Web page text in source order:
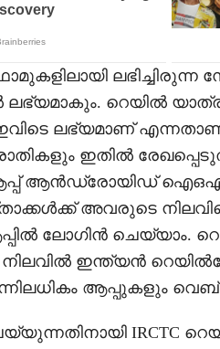
ലഭ്യമാകും. റെയിൽ
ലഭ്യമാണ്
ഇതിൽ
ആൻഡ്രോയിഡ്
അവരുടെ
ലോഗിൻ ചെയ്യാം.
ഇന്ത്യൻ
ആപ്പുകളും
IRCTC